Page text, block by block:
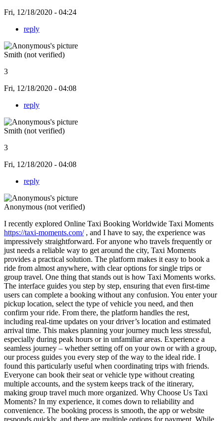
Fri, 12/18/2020 - 04:24
reply
Smith (not verified)
3
Fri, 12/18/2020 - 04:08
reply
Smith (not verified)
3
Fri, 12/18/2020 - 04:08
reply
Anonymous (not verified)
I recently explored Online Taxi Booking Worldwide Taxi Moments
https://taxi-moments.com/, and I have to say, the experience was
impressively straightforward. For anyone who travels frequently or
just needs a reliable way to get around the city, Taxi Moments
provides a practical solution. The platform makes it easy to book a
ride from almost anywhere, with clear options for single trips or
group travel. One thing that stands out is how Taxi Moments works.
The interface guides you step by step, ensuring that even first-time
users can complete a booking without any confusion. You enter your
pickup location, select the type of vehicle you need, and then
confirm your ride. From there, the platform handles the rest,
including real-time updates on your driver’s location and estimated
arrival time. This makes planning your journey much less stressful,
especially during peak hours or in unfamiliar areas. Experience a
seamless journey – whether setting off on your own or with a group,
our process guides you every step of the way to the ideal ride. I
found this particularly useful when coordinating trips with friends.
Everyone can book their seat or vehicle type without creating
multiple accounts, and the system keeps track of the itinerary,
making group travel much more organized. Why Choose Us Taxi
Moments? In my experience, it comes down to reliability and
convenience. The booking process is smooth, the app or website
responds quickly, and there are multiple options for payment. While